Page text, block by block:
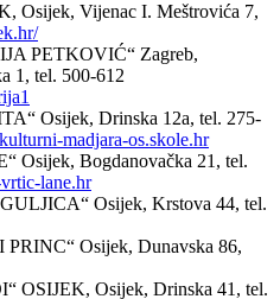
Osijek, Vijenac I. Meštrovića 7,
PETKOVIĆ“ Zagreb,
1, tel. 500-612
Osijek, Drinska 12a, tel. 275-
madjara-os.skole.hr
Osijek, Bogdanovačka 21, tel.
lane.hr
Osijek, Krstova 44, tel.
Osijek, Dunavska 86,
OSIJEK, Osijek, Drinska 41, tel.